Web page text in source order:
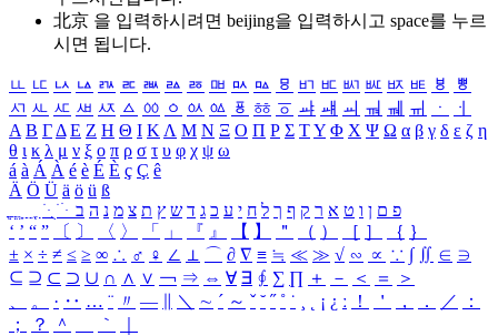
北京 을 입력하시려면 beijing을 입력하시고 space를 누르
시면 됩니다.
ㅥ ㅦ ㅧ ㅨ ㅩ ㅪ ㅫ ㅬ ㅭ ㅮ ㅯ ㅰ ㅱ ㅲ ㅳ ㅴ ㅵ ㅶ ㅷ ㅸ
ㅹ
ㅺ ㅻ ㅼ ㅽ ㅾ ㅿ ㆀ ㆁ ㆂ ㆃ ㆄ ㆅ ㆆ ㆇ ㆈ ㆉ ㆊ ㆋ ㆌ ㆍ
ㆎ
Α Β ΓΔ Ε Ζ Η Θ Ι ΚΛ Μ Ν Ξ Ο Π Ρ Σ ΤΥ Φ Χ Ψ Ω α β γ δ ε ζ η
θ ι κ λ μ ν ξ ο π ρ σ τ υ φ χ ψ ω
á à Á À é è É È ç Ç ê
Ä Ö Ü ä ö ü ß
ִֶֹ ֻּ ׁׂ פ ם ן ו ט א ר ק ף ך ל ח י ע כ ג ד ש ץ ת צ מ נ ה ב
‘ ’ “ ” 〔 〕 〈 〉 「 」 『 』 【 】 ＂ （ ） ［ ］ ｛ ｝
± × ÷ ≠ ≤ ≥ ∞ ∴ ♂ ♀ ∠ ⊥ ⌒ ∂ ∇ ≡ ≒ ≪ ≫ √ ∽ ∝ ∵ ∫ ∬ ∈ ∋
⊆ ⊇ ⊂ ⊃ ∪ ∩ ∧ ∨ ￢ ⇒ ⇔ ∀ ∃ ∮ ∑ ∏ ＋ － ＜ ＝
＞
、
。 · ‥ … ¨ 〃 ― ＼ ∼ ´ ～ ˇ ˘ ˝ ˚ ˙ ¸ ¡ ¿ ː ！ ＇ ， ． ／
：
；
？ ＾ ｀